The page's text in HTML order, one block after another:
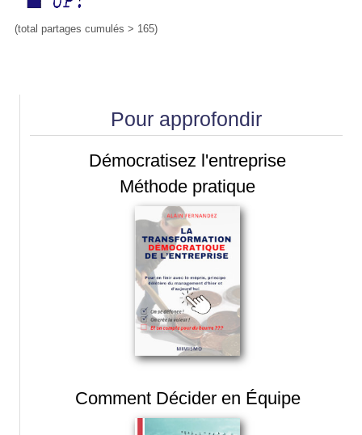
(total partages cumulés > 165)
Pour approfondir
Démocratisez l'entreprise
Méthode pratique
Comment Décider en Équipe